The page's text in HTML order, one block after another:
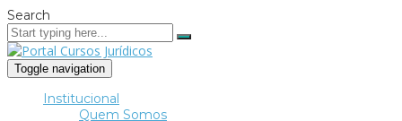
Search
Toggle navigation
Institucional
Quem Somos